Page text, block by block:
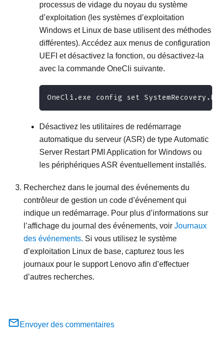
processus de vidage du noyau du système
d’exploitation (les systèmes d’exploitation
Windows et Linux de base utilisent des méthodes
différentes). Accédez aux menus de configuration
UEFI et désactivez la fonction, ou désactivez-la
avec la commande OneCli suivante.
OneCli.exe config set
Désactivez les utilitaires de redémarrage
automatique du serveur (ASR) de type Automatic
Server Restart PMI Application for Windows ou
les périphériques ASR éventuellement installés.
Recherchez dans le journal des événements du
contrôleur de gestion un code d’événement qui
indique un redémarrage. Pour plus d’informations sur
l’affichage du journal des événements, voir Journaux
des événements. Si vous utilisez le système
d’exploitation Linux de base, capturez tous les
journaux pour le support Lenovo afin d’effectuer
d’autres recherches.
Envoyer des commentaires